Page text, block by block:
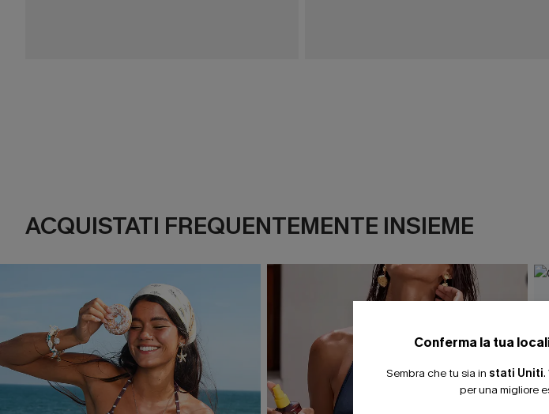
ACQUISTATI FREQUENTEMENTE INSIEME
Conferma la tua
Sembra che tu sia in stati Uniti.
per una migliore